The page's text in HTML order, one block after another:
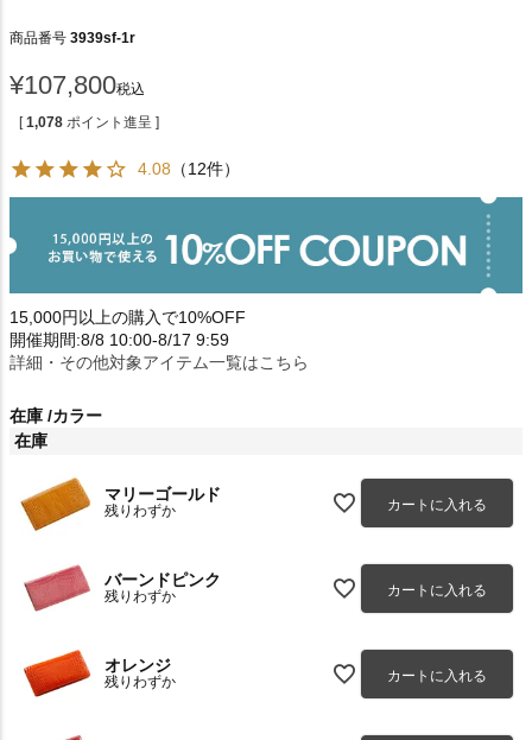
商品番号 3939sf-1r
¥107,800税込
[ 1,078 ポイント進呈 ]
4.08 （12件）
15,000円以上の購入で10%OFF
開催期間:8/8 10:00-8/17 9:59
詳細・その他対象アイテム一覧はこちら
在庫 カラー
在庫
マリーゴールド
残りわずか カートに入れる
バーンドピンク
残りわずか カートに入れる
オレンジ
残りわずか カートに入れる